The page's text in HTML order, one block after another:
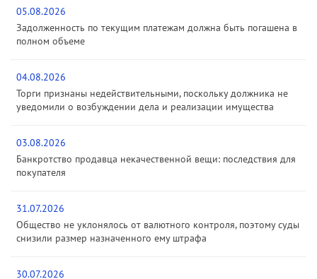
05.08.2026
Задолженность по текущим платежам должна быть погашена в
полном объеме
04.08.2026
Торги признаны недействительными, поскольку должника не
уведомили о возбуждении дела и реализации имущества
03.08.2026
Банкротство продавца некачественной вещи: последствия для
покупателя
31.07.2026
Общество не уклонялось от валютного контроля, поэтому суды
снизили размер назначенного ему штрафа
30.07.2026